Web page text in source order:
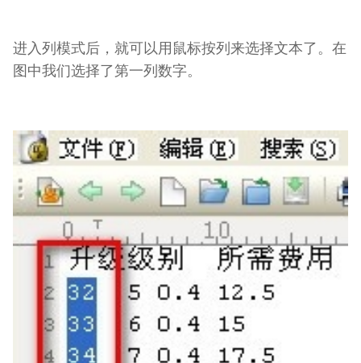
进入列模式后，就可以用鼠标按列来选择文本了。在
图中我们选择了第一列数字。